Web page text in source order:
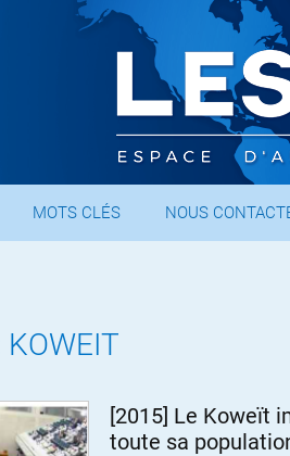
MOTS CLÉS NOUS
KOWEIT
[2015] Le Koweït
toute sa